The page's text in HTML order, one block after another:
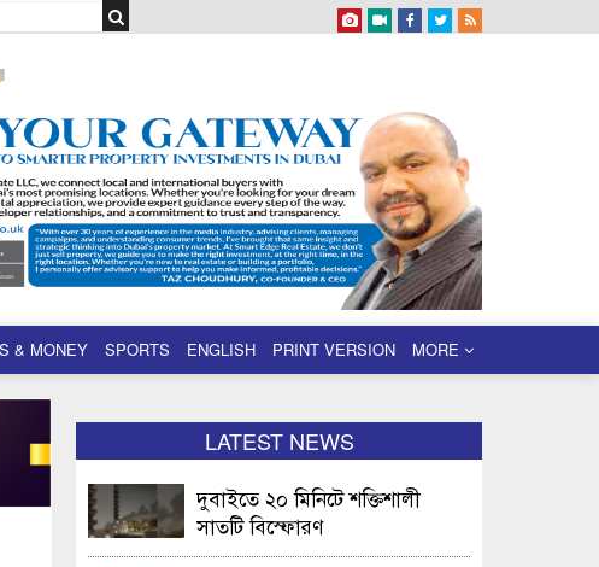
& MONEY SPORTS ENGLISH PRINT VERSION MORE
LATEST NEWS
দুবাইতে ২০ মিনিটে শক্তিশালী
সাতটি বিস্ফোরণ